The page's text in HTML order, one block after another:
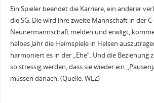
Ein Spieler beendet die Karriere, ein anderer
die SG. Die wird ihre zweite Mannschaft in der
Neunermannschaft melden und erwägt,
halbes Jahr die Heimspiele in Helsen
harmoniert es in der „Ehe“. Und die Beziehung
so stressig werden, dass sie wieder ein
müssen danach. (Quelle: WLZ)